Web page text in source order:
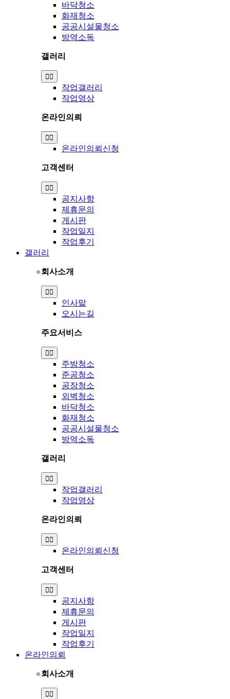
바닥청소
화재청소
공공시설물청소
방역소독
갤러리
Toggle
Navigation
작업갤러리
작업영상
온라인의뢰
Toggle
Navigation
온라인의뢰신청
고객센터
Toggle
Navigation
공지사항
제휴문의
게시판
작업일지
작업후기
갤러리
회사소개
Toggle
Navigation
인사말
오시는길
주요서비스
Toggle
Navigation
주방청소
준공청소
공장청소
외벽청소
바닥청소
화재청소
공공시설물청소
방역소독
갤러리
Toggle
Navigation
작업갤러리
작업영상
온라인의뢰
Toggle
Navigation
온라인의뢰신청
고객센터
Toggle
Navigation
공지사항
제휴문의
게시판
작업일지
작업후기
온라인의뢰
회사소개
Toggle